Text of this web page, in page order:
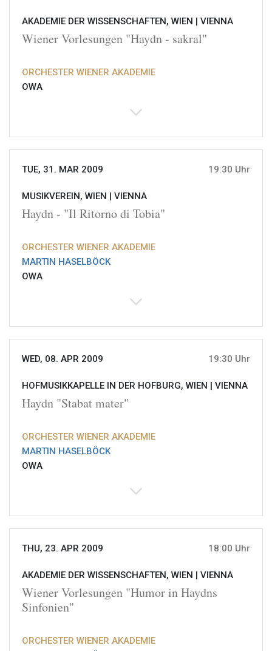
AKADEMIE DER WISSENSCHAFTEN, WIEN | VIENNA
Wiener Vorlesungen "Haydn - sakral"
ORCHESTER WIENER AKADEMIE
OWA
TUE, 31. MAR 2009 19:30 Uhr
MUSIKVEREIN, WIEN | VIENNA
Haydn - "Il Ritorno di Tobia"
ORCHESTER WIENER AKADEMIE
MARTIN HASELBÖCK
OWA
WED, 08. APR 2009 19:30 Uhr
HOFMUSIKKAPELLE IN DER HOFBURG, WIEN | VIENNA
Haydn "Stabat mater"
ORCHESTER WIENER AKADEMIE
MARTIN HASELBÖCK
OWA
THU, 23. APR 2009 18:00 Uhr
AKADEMIE DER WISSENSCHAFTEN, WIEN | VIENNA
Wiener Vorlesungen "Humor in Haydns
Sinfonien"
ORCHESTER WIENER AKADEMIE